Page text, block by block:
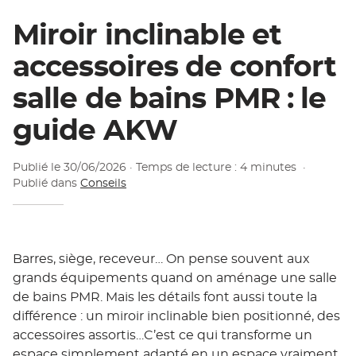
Miroir inclinable et
accessoires de confort
salle de bains PMR : le
guide AKW
Publié le 30/06/2026 · Temps de lecture : 4 minutes
·
Publié dans Conseils
Barres, siège, receveur… On pense souvent aux
grands équipements quand on aménage une salle
de bains PMR. Mais les détails font aussi toute la
différence : un miroir inclinable bien positionné, des
accessoires assortis…C’est ce qui transforme un